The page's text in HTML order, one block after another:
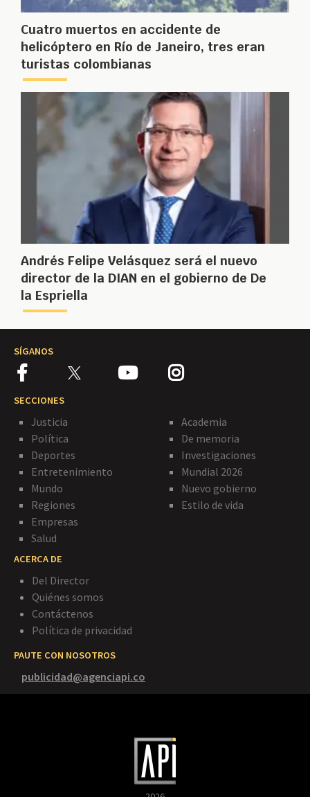
Cuatro muertos en accidente de
helicóptero en Río de Janeiro, tres eran
turistas colombianas
Andrés Felipe Velásquez será el nuevo
director de la DIAN en el gobierno de De
la Espriella
SÍGANOS
SECCIONES
Justicia
Política
Deportes
Entretenimiento
Mundo
Regiones
Empresas
Salud
Academia
De memoria
Investigaciones
Mundial 2026
Nuevo gobierno
Estilo de vida
ACERCA DE
Del Director
Quiénes somos
Contáctenos
Política de privacidad
PAUTE CON NOSOTROS
publicidad@agenciapi.co